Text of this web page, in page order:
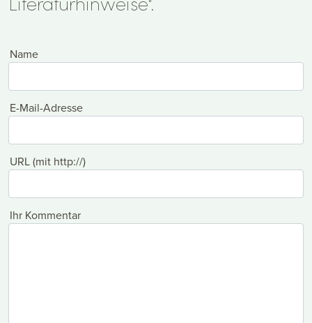
Name
E-Mail-Adresse
URL (mit http://)
Ihr Kommentar